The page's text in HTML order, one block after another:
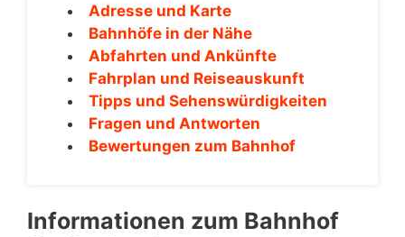
Adresse und Karte
Bahnhöfe in der Nähe
Abfahrten und Ankünfte
Fahrplan und Reiseauskunft
Tipps und Sehenswürdigkeiten
Fragen und Antworten
Bewertungen zum Bahnhof
Informationen zum Bahnhof